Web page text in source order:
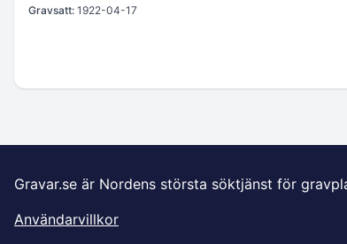
Gravsatt: 1922-04-17
Gravar.se är Nordens största söktjänst för
Användarvillkor